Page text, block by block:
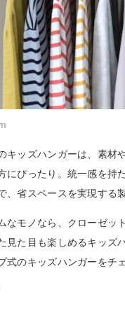
キッズハンガーは、素材
にぴったり。統一感を持
、省スペースを実現する
なモノなら、クローゼッ
見た目も楽しめるキッズ
式のキッズハンガーをチ